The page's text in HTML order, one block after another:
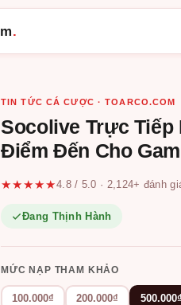
.
TIN TỨC CÁ CƯỢC · TOARCO.COM
Socolive Trực Tiếp
Điểm Đến Cho
★★★★★4.8 / 5.0 · 2,124+ đánh
Đang Thịnh Hành
MỨC NẠP THAM KHẢO
100.000₫ 200.000₫ 500.000₫